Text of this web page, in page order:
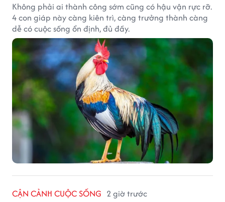
Không phải ai thành công sớm cũng có hậu vận rực rỡ.
4 con giáp này càng kiên trì, càng trưởng thành càng
dễ có cuộc sống ổn định, đủ đầy.
CẬN CẢNH CUỘC SỐNG 2 giờ trước